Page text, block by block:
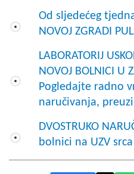
Od sljedećeg
NOVOJ ZGRADI
LABORATORIJ
NOVOJ BOLNICI U
Pogledajte radno
naručivanja,
DVOSTRUKO
bolnici na UZV